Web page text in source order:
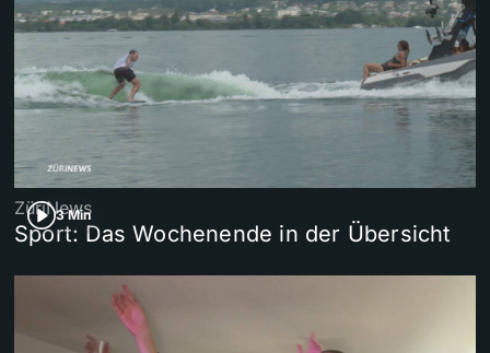
3 Min
ZüriNews
Sport: Das Wochenende in der Übersicht